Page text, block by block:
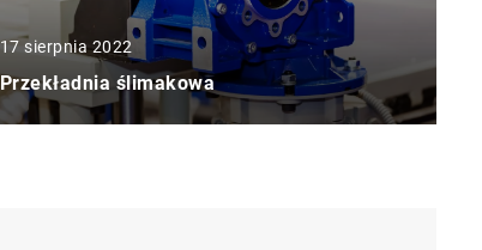
17 sierpnia 2022
Przekładnia ślimakowa